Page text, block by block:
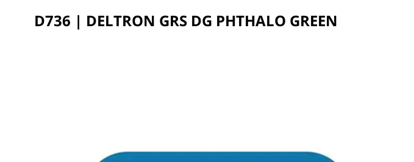
D736 | DELTRON GRS DG PHTHALO GREEN